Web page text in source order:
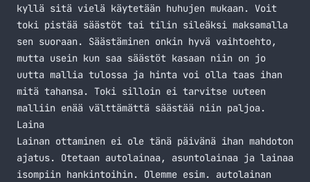
kyllä sitä vielä käytetään huhujen mukaan. Voit
toki pistää säästöt tai tilin sileäksi maksamalla
sen suoraan. Säästäminen onkin hyvä vaihtoehto,
mutta usein kun saa säästöt kasaan niin on jo
uutta mallia tulossa ja hinta voi olla taas ihan
mitä tahansa. Toki silloin ei tarvitse uuteen
malliin enää välttämättä säästää niin paljoa.
Laina
Lainan ottaminen ei ole tänä päivänä ihan mahdoton
ajatus. Otetaan autolainaa, asuntolainaa ja lainaa
isompiin hankintoihin. Olemme esim. autolainan